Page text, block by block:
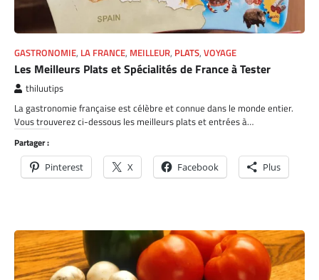
GASTRONOMIE, LA FRANCE, MEILLEUR, PLATS, VOYAGE
Les Meilleurs Plats et Spécialités de France à Tester
thiluutips
La gastronomie française est célèbre et connue dans le monde entier.
Vous trouverez ci-dessous les meilleurs plats et entrées à…
Partager :
Pinterest X Facebook Plus